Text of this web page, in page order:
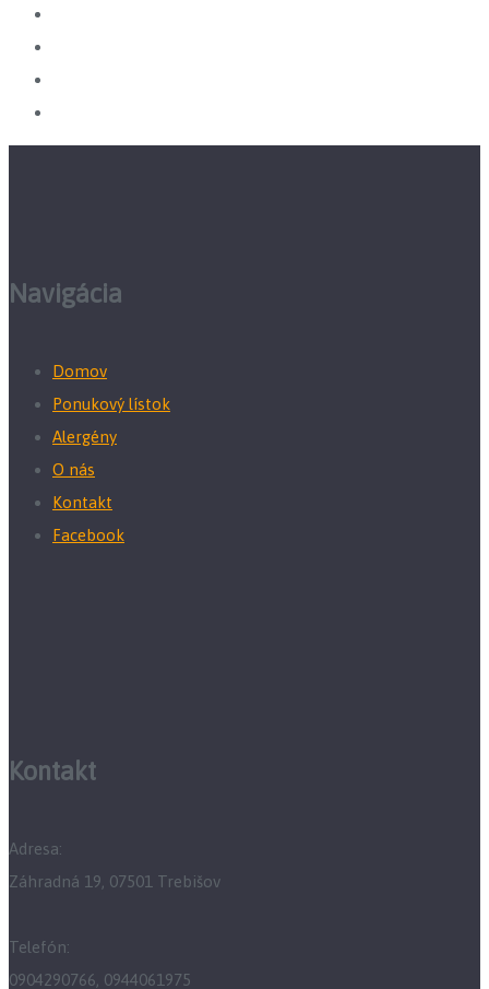
Navigácia
Domov
Ponukový lístok
Alergény
O nás
Kontakt
Facebook
Kontakt
Adresa:
Záhradná 19, 07501 Trebišov
Telefón:
0904290766, 0944061975